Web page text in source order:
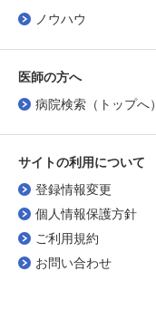
ノウハウ
医師の方へ
病院検索（トップへ）
サイトの利用について
登録情報変更
個人情報保護方針
ご利用規約
お問い合わせ